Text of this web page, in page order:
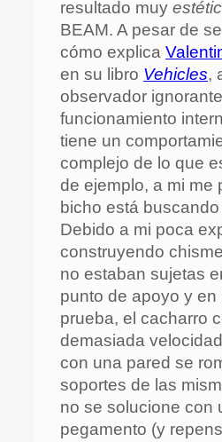
resultado muy
BEAM. A pesar de
cómo explica
en su libro Vehicles,
observador
funcionamiento
tiene un
complejo de lo que
de ejemplo, a mi me
bicho está
Debido a mi poca
construyendo
no estaban sujetas
punto de apoyo y en
prueba, el cacharro
demasiada
con una pared se
soportes de las
no se solucione con
pegamento (y